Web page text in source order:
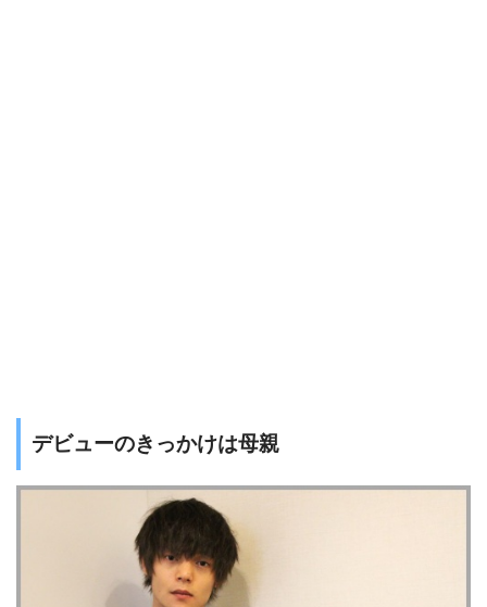
デビューのきっかけは母親